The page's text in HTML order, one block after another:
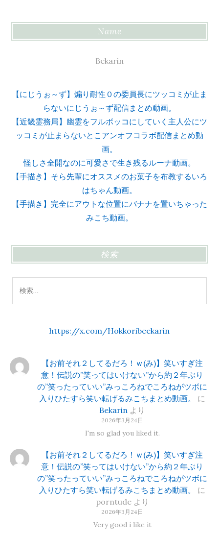
Name
Bekarin
【にじうぉ～ず】煽り耐性０の委員長にツッコミが止ま
らないにじうぉ～ず配信まとめ動画。
【近畿霊務局】幽霊をフルボッコにしていく主人公にツ
ッコミが止まらないとこアンオフコラボ配信まとめ動
画。
怪しさ全開なのに可愛さで生き残るルーナ動画。
【手描き】そら先輩にオススメのお菓子を布教するいろ
はちゃん動画。
【手描き】完全にアウトな位置にバナナを置いちゃった
みこち動画。
検索
索:
https://x.com/Hokkoribeekarin
【お前それ２してるだろ！ｗ(み)】笑いすぎ注
意！伝説の”笑ってはいけない”から約２年ぶり
の”笑ったっていい”みっころねでころねがツボに
入りひたすら笑い転げるみこちまとめ動画。
に
Bekarin より
2026年3月24日
I'm so glad you liked it.
【お前それ２してるだろ！ｗ(み)】笑いすぎ注
意！伝説の”笑ってはいけない”から約２年ぶり
の”笑ったっていい”みっころねでころねがツボに
入りひたすら笑い転げるみこちまとめ動画。
に
porntudeより
2026年3月24日
Very good i like it